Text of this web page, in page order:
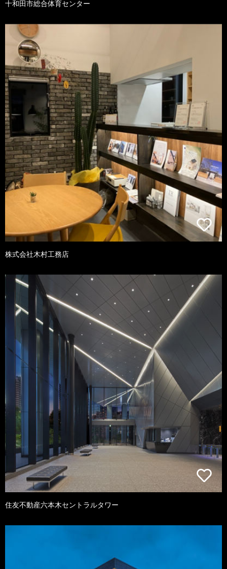
十和田市総合体育センター
株式会社木村工務店
住友不動産六本木セントラルタワー